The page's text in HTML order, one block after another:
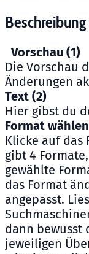
Vorschau (1)
Die Vorschau
Änderungen
Text (2)
Hier gibst du
Format
Klicke auf das
gibt 4
gewählte
das Format
angepasst.
dann bewusst
jeweiligen